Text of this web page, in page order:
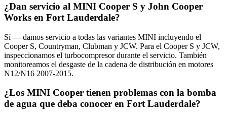
¿Dan servicio al MINI Cooper S y John Cooper
Works en Fort Lauderdale?
Sí — damos servicio a todas las variantes MINI incluyendo el
Cooper S, Countryman, Clubman y JCW. Para el Cooper S y JCW,
inspeccionamos el turbocompresor durante el servicio. También
monitoreamos el desgaste de la cadena de distribución en motores
N12/N16 2007-2015.
¿Los MINI Cooper tienen problemas con la bomba
de agua que deba conocer en Fort Lauderdale?